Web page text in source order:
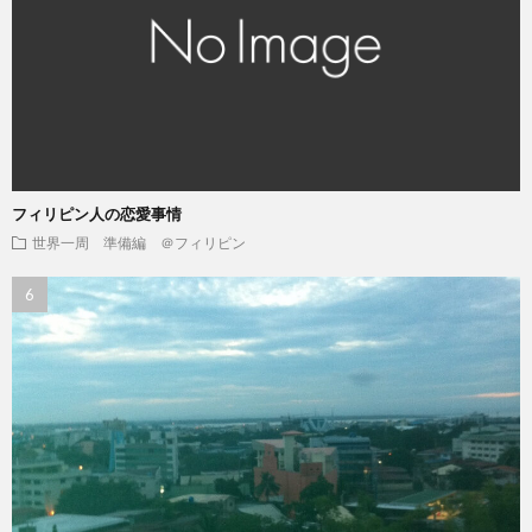
フィリピン人の恋愛事情
世界一周 準備編 ＠フィリピン